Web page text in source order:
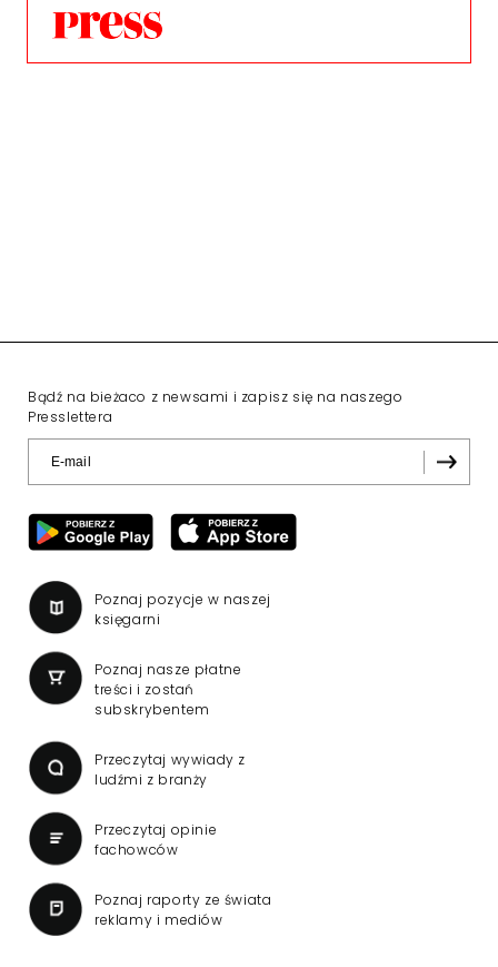
Bądź na bieżaco z newsami i zapisz się na naszego
Presslettera
Poznaj pozycje w naszej
księgarni
Poznaj nasze płatne
treści i zostań
subskrybentem
Przeczytaj wywiady z
ludźmi z branży
Przeczytaj opinie
fachowców
Poznaj raporty ze świata
reklamy i mediów